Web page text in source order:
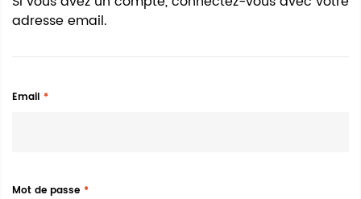
adresse email.
Email
Mot de passe